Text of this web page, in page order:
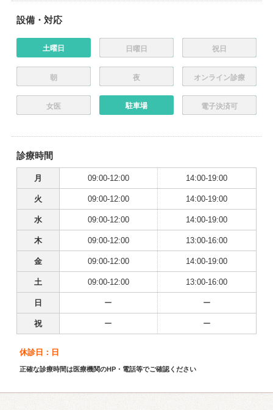
設備・対応
土曜日 日曜日 祝日
朝 夜 オンライン診療
女医 駐車場 電子決済可
診療時間
月 09:00-12:00 14:00-19:00
火 09:00-12:00 14:00-19:00
水 09:00-12:00 14:00-19:00
木 09:00-12:00 13:00-16:00
金 09:00-12:00 14:00-19:00
土 09:00-12:00 13:00-16:00
日 ー ー
祝 ー ー
休診日：日
正確な診療時間は医療機関のHP・電話等でご確認ください